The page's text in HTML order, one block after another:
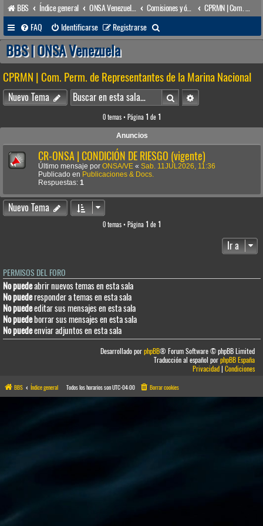
BBS Índice general ONSA Venezuela (acceso público) Comisiones y órganos Asesores internos
FAQ
Identificarse Registrarse
u
c
a
r
BBS | ONSA Venezuela
CPRMN | Com. Perm. de Representantes de la Marina Nacional
Nuevo Tema BuscarBúsqueda avanzada
0 temas • Página 1 de 1
Anuncios
CR-ONSA | CONDICIÓN DE RIESGO (vigente)
Último mensaje por ONSA/VE « Sab. 11JUL2026, 11:36
Publicado en Publicaciones & Docs.
Respuestas: 1
Nuevo Tema
0 temas • Página 1 de 1
Ir a
PERMISOS DEL FORO
No puedeabrir nuevos temas en esta sala
No puederesponder a temas en esta sala
No puedeeditar sus mensajes en esta sala
No puedeborrar sus mensajes en esta sala
No puedeenviar adjuntos en esta sala
Desarrollado porphpBB® Forum Software © phpBB Limited
Traducción al español porphpBB España
Privacidad|Condiciones
BBS Índice general Todos los horarios sonUTC-04:00 Borrar cookies